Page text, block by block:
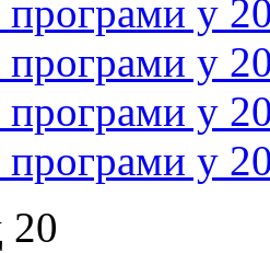
у
у
у
у
20